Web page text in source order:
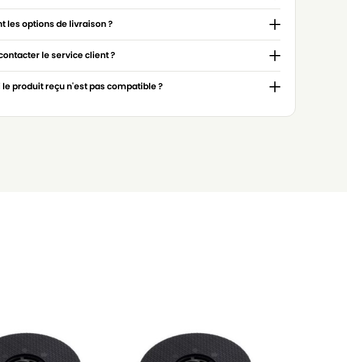
les options de livraison ?
le service client ?
le produit reçu n'est pas compatible ?